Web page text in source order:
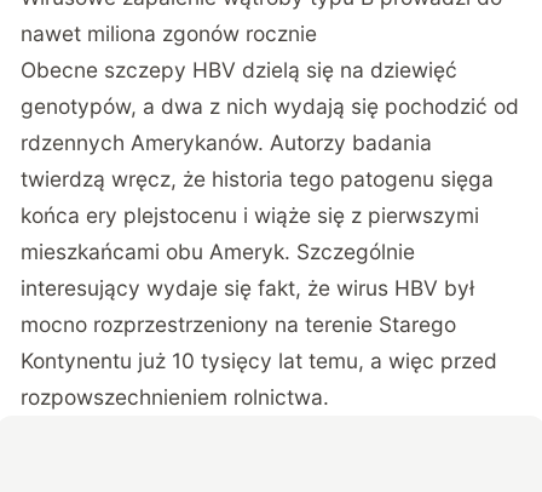
nawet miliona zgonów rocznie
Obecne szczepy HBV dzielą się na dziewięć
genotypów, a dwa z nich wydają się pochodzić od
rdzennych Amerykanów. Autorzy badania
twierdzą wręcz, że historia tego patogenu sięga
końca ery plejstocenu i wiąże się z pierwszymi
mieszkańcami obu Ameryk. Szczególnie
interesujący wydaje się fakt, że wirus HBV był
mocno rozprzestrzeniony na terenie Starego
Kontynentu już 10 tysięcy lat temu, a więc przed
rozpowszechnieniem rolnictwa.